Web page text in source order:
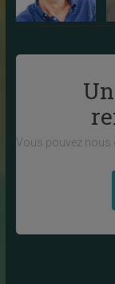
Vous pouvez nous